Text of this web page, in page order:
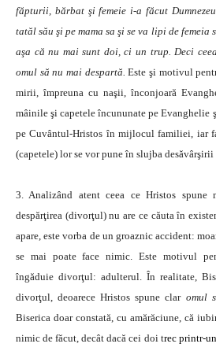
făpturii, bărbat şi femeie i-a făcut
tatăl său şi pe mama sa şi se va lipi de
aşa că nu mai sunt doi, ci un trup. Deci
omul să nu mai despartă. Este şi motivul
mirii, împreuna cu naşii, înconjoară
mâinile şi capetele încununate pe Evanghelie
pe Cuvântul-Hristos în mijlocul familiei, iar
(capetele) lor se vor pune în slujba desăvârşirii
3. Analizând atent ceea ce Hristos spune
despărţirea (divorţul) nu are ce căuta în
apare, este vorba de un groaznic accident:
se mai poate face nimic. Este motivul
îngăduie divorţul: adulterul. În realitate,
divorţul, deoarece Hristos spune clar omul
Biserica doar constată, cu amărăciune, că
nimic de făcut, decât dacă cei doi trec printr-